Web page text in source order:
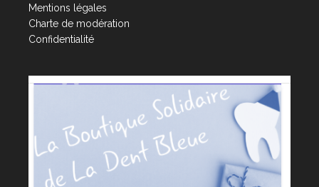
Mentions légales
Charte de modération
Confidentialité